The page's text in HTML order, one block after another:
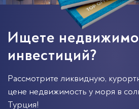
Ищете
инвестиций?
Рассмотрите ликвидную,
цене недвижимость у моря в
Турция!